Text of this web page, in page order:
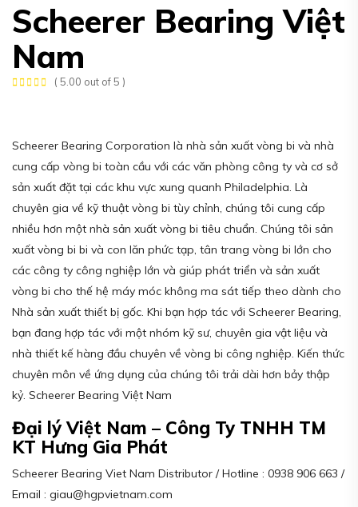
Scheerer Bearing Việt
Nam
( 5.00 out of 5 )
Scheerer Bearing Corporation là nhà sản xuất vòng bi và nhà
cung cấp vòng bi toàn cầu với các văn phòng công ty và cơ sở
sản xuất đặt tại các khu vực xung quanh Philadelphia. Là
chuyên gia về kỹ thuật vòng bi tùy chỉnh, chúng tôi cung cấp
nhiều hơn một nhà sản xuất vòng bi tiêu chuẩn. Chúng tôi sản
xuất vòng bi bi và con lăn phức tạp, tân trang vòng bi lớn cho
các công ty công nghiệp lớn và giúp phát triển và sản xuất
vòng bi cho thế hệ máy móc không ma sát tiếp theo dành cho
Nhà sản xuất thiết bị gốc. Khi bạn hợp tác với Scheerer Bearing,
bạn đang hợp tác với một nhóm kỹ sư, chuyên gia vật liệu và
nhà thiết kế hàng đầu chuyên về vòng bi công nghiệp. Kiến thức
chuyên môn về ứng dụng của chúng tôi trải dài hơn bảy thập
kỷ. Scheerer Bearing Việt Nam
Đại lý Việt Nam – Công Ty TNHH TM
KT Hưng Gia Phát
Scheerer Bearing Viet Nam Distributor / Hotline : 0938 906 663 /
Email : giau@hgpvietnam.com